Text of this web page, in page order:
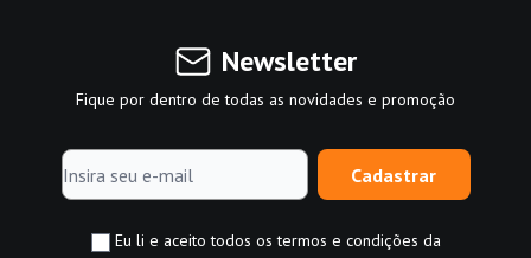
Newsletter
Fique por dentro de todas as novidades e promoção
Cadastrar
Eu li e aceito todos os termos e condições da